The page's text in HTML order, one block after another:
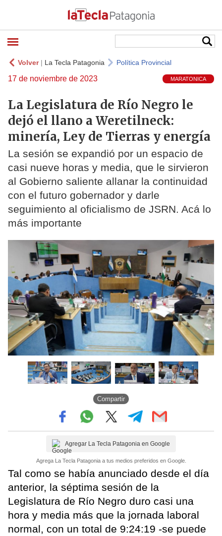
Volver| La Tecla Patagonia Política Provincial
17 de noviembre de 2023 MARATONICA
La Legislatura de Río Negro le
dejó el llano a Weretilneck:
minería, Ley de Tierras y energía
La sesión se expandió por un espacio de
casi nueve horas y media, que le sirvieron
al Gobierno saliente allanar la continuidad
con el futuro gobernador y darle
seguimiento al oficialismo de JSRN. Acá lo
más importante
Compartir
Agregar La Tecla Patagonia en Google
Agrega La Tecla Patagonia a tus medios preferidos en Google.
Tal como se había anunciado desde el día
anterior, la séptima sesión de la
Legislatura de Río Negro duro casi una
hora y media más que la jornada laboral
normal, con un total de 9:24:19 -se puede